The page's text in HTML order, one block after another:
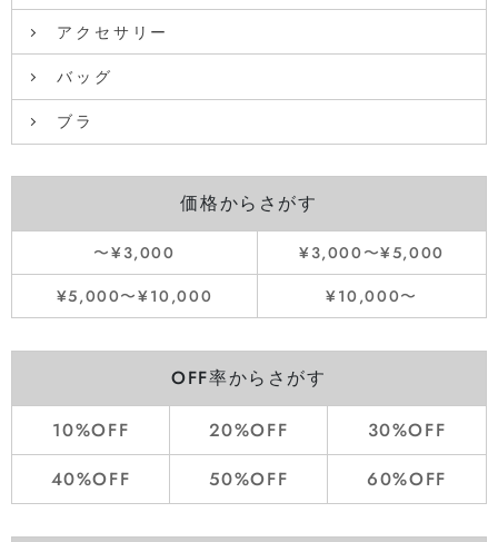
アクセサリー
バッグ
ブラ
価格からさがす
〜¥3,000
¥3,000〜¥5,000
¥5,000〜¥10,000
¥10,000〜
OFF率からさがす
10%OFF 20%OFF
30%OFF
40%OFF
50%OFF 60%OFF